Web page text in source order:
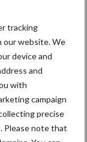
tracking
our website. We
device and
and
with
campaign
precise
Please note that
van GLB-geld
Dit zou er in